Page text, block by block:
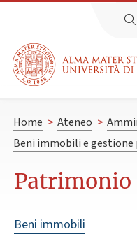
Home > Ateneo >
Beni immobili e
Beni immobili